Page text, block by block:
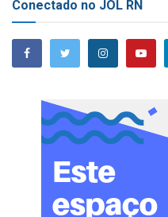
Conectado no JOL RN